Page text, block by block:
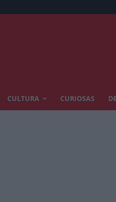
MODELO
CULTURA CURIOSAS